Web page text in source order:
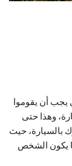
يجب أن يقوموا
وهذا حتى
بالسيارة، حيث
يكون الشخص